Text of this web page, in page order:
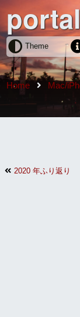
Theme
Home Mac/
て生活が便利にな
2020 年ふり返り